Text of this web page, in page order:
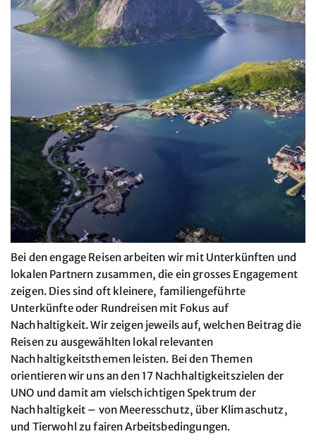
Bei den engage Reisen arbeiten wir mit Unterkünften und
lokalen Partnern zusammen, die ein grosses Engagement
zeigen. Dies sind oft kleinere, familiengeführte
Unterkünfte oder Rundreisen mit Fokus auf
Nachhaltigkeit. Wir zeigen jeweils auf, welchen Beitrag die
Reisen zu ausgewählten lokal relevanten
Nachhaltigkeitsthemen leisten. Bei den Themen
orientieren wir uns an den 17 Nachhaltigkeitszielen der
UNO und damit am vielschichtigen Spektrum der
Nachhaltigkeit – von Meeresschutz, über Klimaschutz,
und Tierwohl zu fairen Arbeitsbedingungen.